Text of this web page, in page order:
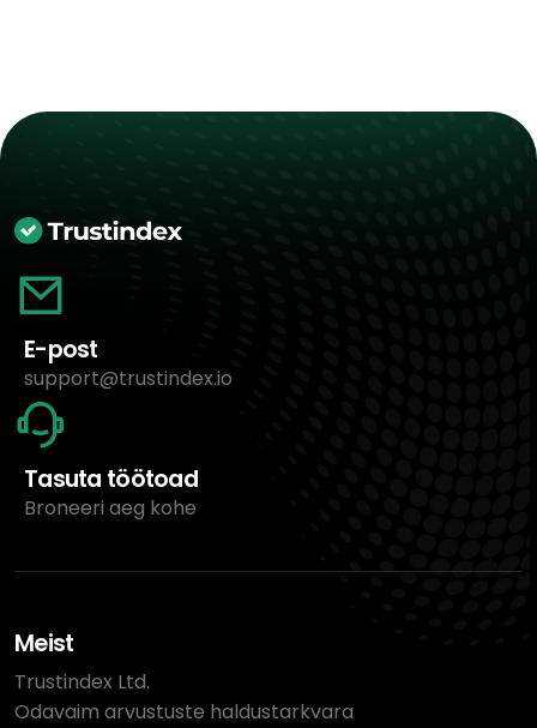
E-post
support@trustindex.io
Tasuta töötoad
Broneeri aeg kohe
Meist
Trustindex Ltd.
Odavaim arvustuste haldustarkvara